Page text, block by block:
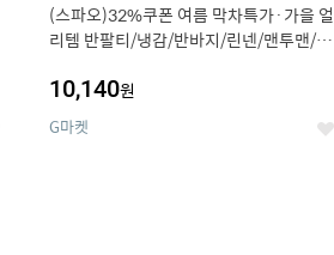
(스파오)32%쿠폰 여름 막차특가·가을 얼
리템 반팔티/냉감/반바지/린넨/맨투맨/슬
10,140원
G마켓 좋